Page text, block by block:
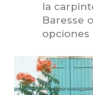
la
Baresse
opciones